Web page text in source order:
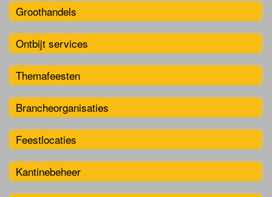
Groothandels
Ontbijt services
Themafeesten
Brancheorganisaties
Feestlocaties
Kantinebeheer